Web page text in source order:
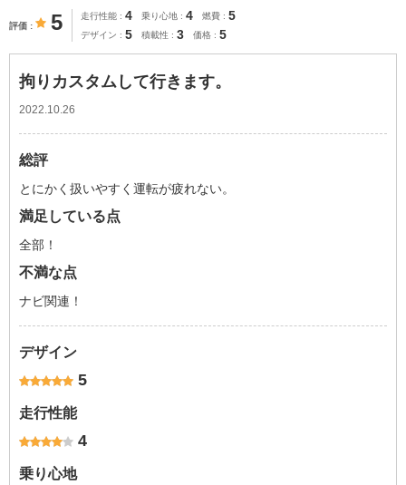
評価 5 走行性能 4 乗り心地 4 燃費 5
デザイン 5 積載性 3 価格 5
拘りカスタムして行きます。
2022.10.26
総評
とにかく扱いやすく運転が疲れない。
満足している点
全部！
不満な点
ナビ関連！
デザイン
5
走行性能
4
乗り心地